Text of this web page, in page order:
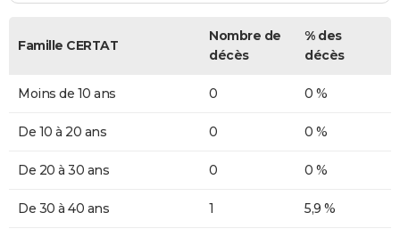
Famille CERTAT
Nombre de
décès
% des
décès
Moins de 10 ans 0 0 %
De 10 à 20 ans 0 0 %
De 20 à 30 ans 0 0 %
De 30 à 40 ans 1 5,9 %